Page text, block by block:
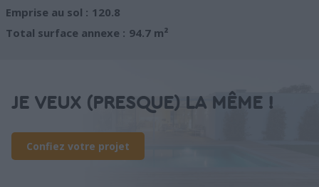
Emprise au sol : 120.8
Total surface annexe : 94.7 m²
JE VEUX (PRESQUE) LA MÊME !
Confiez votre projet